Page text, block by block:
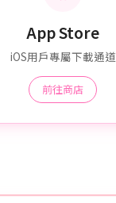
App Store
iOS用戶專屬下載通道
前往商店